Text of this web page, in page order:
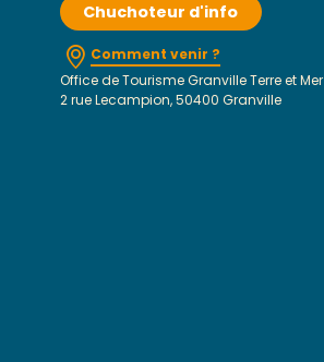
Chuchoteur d'info
Comment venir ?
Office de Tourisme Granville Terre et Mer
2 rue Lecampion, 50400 Granville